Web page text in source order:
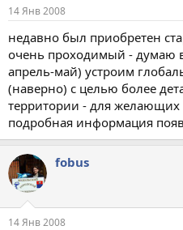
14 Янв 2008
недавно был приобретен
очень проходимый - думаю
апрель-май) устроим
(наверно) с целью более
территории - для желающих
подробная информация
fobus
14 Янв 2008